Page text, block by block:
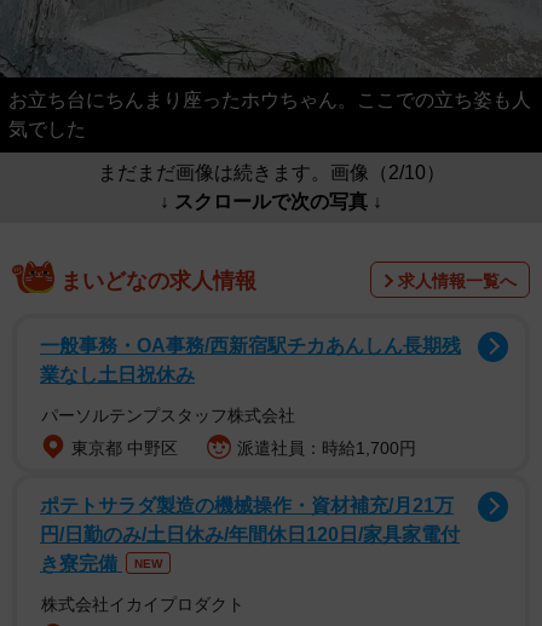
お立ち台にちんまり座ったホウちゃん。ここでの立ち姿も人
気でした
まだまだ画像は続きます。画像（2/10）
↓ スクロールで次の写真 ↓
まいどなの求人情報 求人情報一覧へ
一般事務・OA事務/西新宿駅チカあんしん長期残
業なし土日祝休み
パーソルテンプスタッフ株式会社
東京都 中野区
派遣社員：時給1,700円
ポテトサラダ製造の機械操作・資材補充/月21万
円/日勤のみ/土日休み/年間休日120日/家具家電付
き寮完備
NEW
株式会社イカイプロダクト